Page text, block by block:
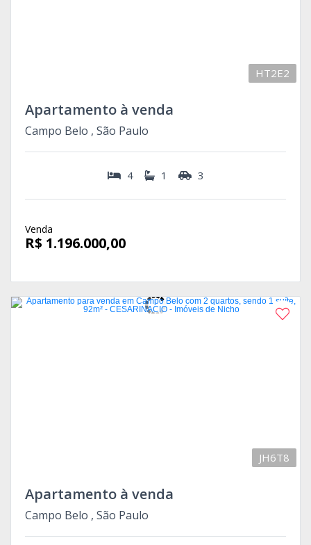
HT2E2
Apartamento à venda
Campo Belo , São Paulo
4 1 3
Venda
R$ 1.196.000,00
JH6T8
Apartamento à venda
Campo Belo , São Paulo